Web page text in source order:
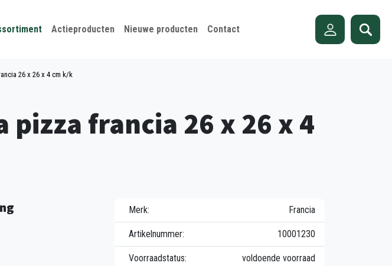
Actieproducten Nieuwe producten Contact
26 x 26 x 4 cm k/k
pizza francia 26 x 26 x 4
Merk: Francia
Artikelnummer: 10001230
Voorraadstatus: voldoende voorraad